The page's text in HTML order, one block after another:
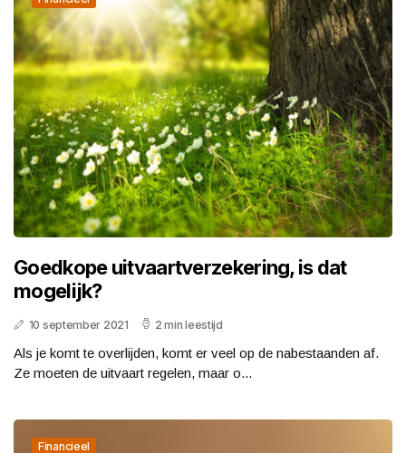
Goedkope uitvaartverzekering, is dat
mogelijk?
10 september 2021 2 min leestijd
Als je komt te overlijden, komt er veel op de nabestaanden af.
Ze moeten de uitvaart regelen, maar o...
Financieel